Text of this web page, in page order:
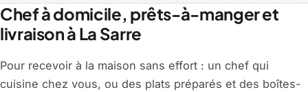
Chef à domicile, prêts-à-manger et
livraison à La Sarre
Pour recevoir à la maison sans effort : un chef qui
cuisine chez vous, ou des plats préparés et des boîtes-